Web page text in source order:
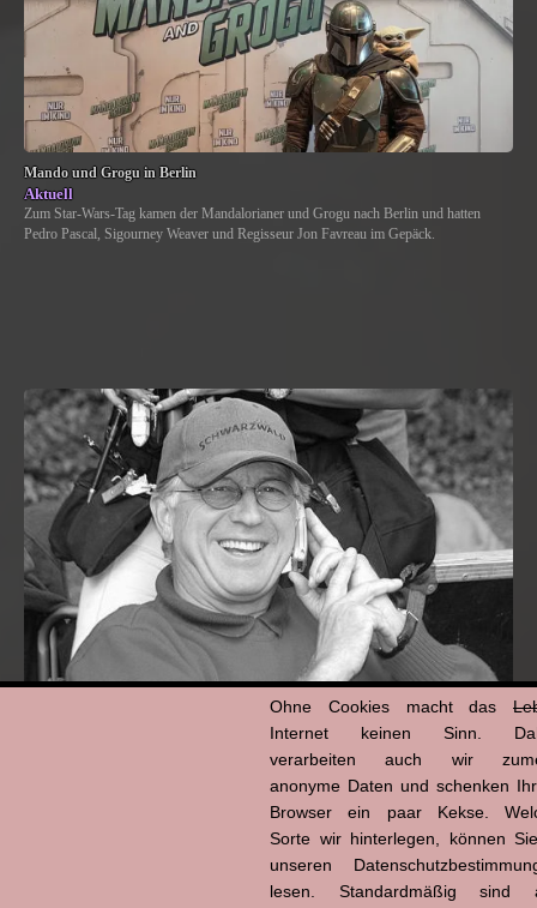
Mando und Grogu in Berlin
Aktuell
Zum Star-Wars-Tag kamen der Mandalorianer und Grogu nach Berlin und hatten
Pedro Pascal, Sigourney Weaver und Regisseur Jon Favreau im Gepäck.
Ohne Cookies macht das
Internet keinen Sinn.
verarbeiten auch wir
anonyme Daten und schenken
Browser ein paar Kekse.
Sorte wir hinterlegen, können
unseren
lesen. Standardmäßig sind